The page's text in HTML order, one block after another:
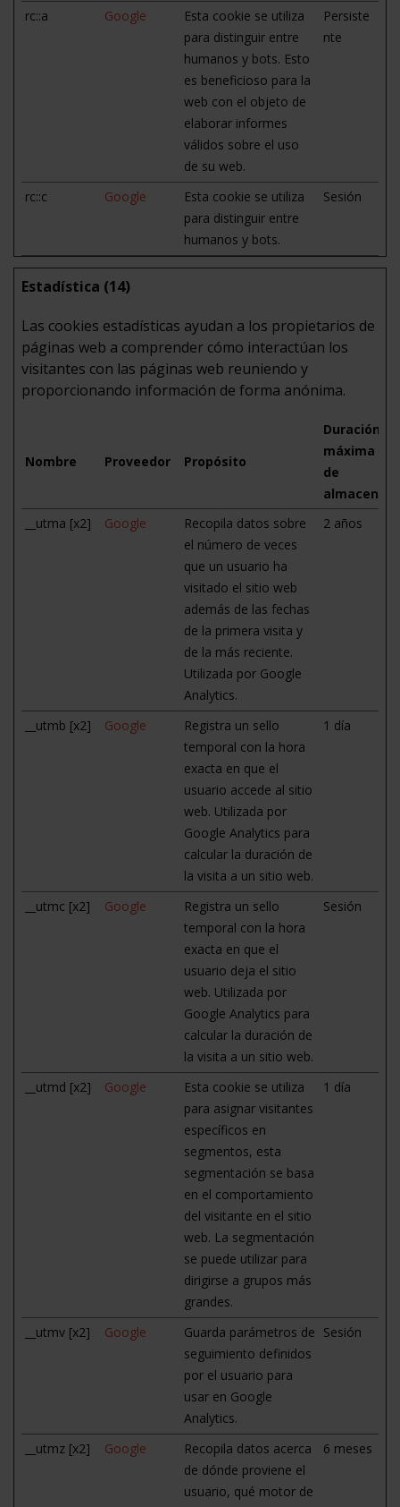
rc::a Google
Esta cookie se utiliza
para distinguir entre
humanos y bots. Esto
es beneficioso para la
web con el objeto de
elaborar informes
válidos sobre el uso
de su web.
Persiste
nte
rc::c Google
Esta cookie se utiliza
para distinguir entre
humanos y bots.
Sesión
Estadística (14)
Las cookies estadísticas ayudan a los propietarios de
páginas web a comprender cómo interactúan los
visitantes con las páginas web reuniendo y
proporcionando información de forma anónima.
Nombre Proveedor Propósito
Duración
máxima
de
__utma [x2]
Google
Recopila datos sobre
el número de veces
que un usuario ha
visitado el sitio web
además de las fechas
de la primera visita y
de la más reciente.
Utilizada por Google
Analytics.
2 años
__utmb [x2] Google
Registra un sello
temporal con la hora
exacta en que el
usuario accede al sitio
web. Utilizada por
Google Analytics para
calcular la duración de
la visita a un sitio web.
1 día
__utmc [x2] Google
Registra un sello
temporal con la hora
exacta en que el
usuario deja el sitio
web. Utilizada por
Google Analytics para
calcular la duración de
la visita a un sitio web.
Sesión
__utmd [x2] Google
Esta cookie se utiliza
para asignar visitantes
específicos en
segmentos, esta
segmentación se basa
en el comportamiento
del visitante en el sitio
web. La segmentación
se puede utilizar para
dirigirse a grupos más
grandes.
1 día
__utmv [x2] Google
Guarda parámetros de
seguimiento definidos
por el usuario para
usar en Google
Analytics.
Sesión
__utmz [x2] Google
Recopila datos acerca
de dónde proviene el
usuario, qué motor de
6 meses